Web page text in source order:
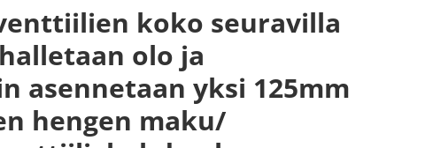
koko seuravilla
olo ja
asennetaan yksi 125mm
hengen maku/